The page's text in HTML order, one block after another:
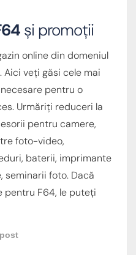
și promoții
online din domeniul
veți găsi cele mai
pentru o
Urmăriți reduceri la
pentru camere,
foto-video,
baterii, imprimante
foto. Dacă
pentru F64, le puteți